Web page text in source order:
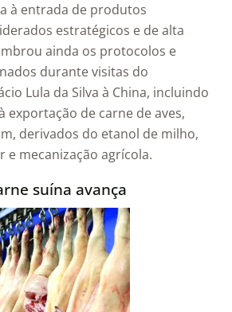
à entrada de produtos
estratégicos e de alta
ainda os protocolos e
durante visitas do
Lula da Silva à China, incluindo
exportação de carne de aves,
derivados do etanol de milho,
mecanização agrícola.
suína avança